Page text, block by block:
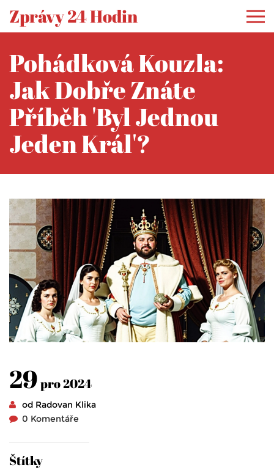
Zprávy 24 Hodin
Pohádková Kouzla:
Jak Dobře Znáte
Příběh 'Byl Jednou
Jeden Král'?
29pro 2024
od Radovan Klika
0 Komentáře
Štítky